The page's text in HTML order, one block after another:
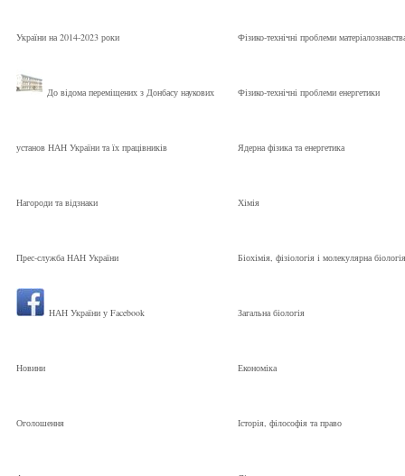
України на 2014-2023 роки
До відома переміщених з Донбасу наукових
установ НАН України та їх працівників
Нагороди та відзнаки
Прес-служба НАН України
НАН України у Facebook
Новини
Оголошення
Фізико-технічні проблеми
Фізико-технічні проблеми енергетики
Ядерна фізика та енергетика
Хімія
Біохімія, фізіологія і молекулярна біологія
Загальна біологія
Економіка
Історія, філософія та право